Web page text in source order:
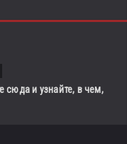
и узнайте, в чем,